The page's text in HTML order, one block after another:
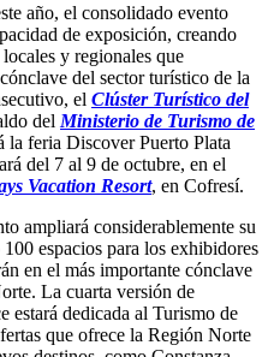
año, el consolidado evento
de exposición, creando
y regionales que
del sector turístico de la
el Clúster Turístico del
del Ministerio de Turismo de
la feria Discover Puerto Plata
del 7 al 9 de octubre, en el
Vacation Resort, en Cofresí.
ampliará considerablemente su
espacios para los exhibidores
en el más importante cónclave
La cuarta versión de
estará dedicada al Turismo de
que ofrece la Región Norte